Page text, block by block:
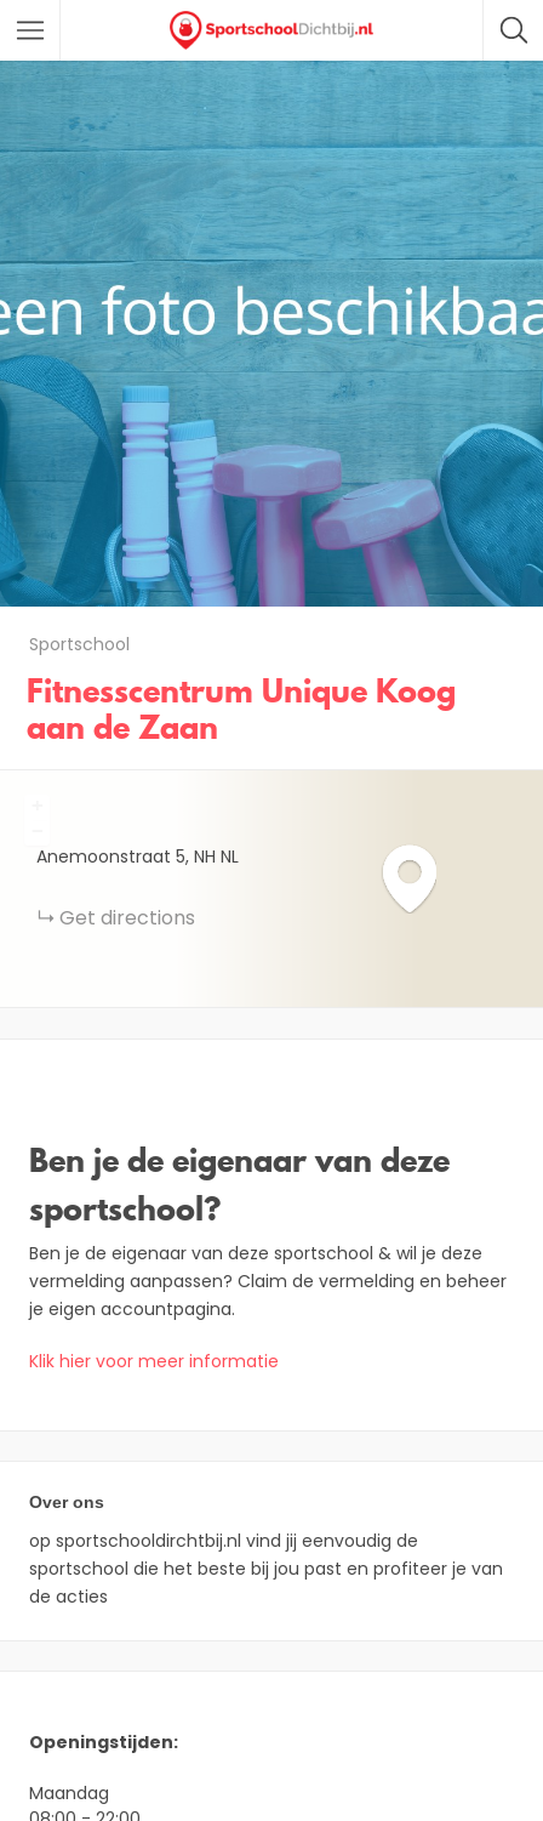
Sportschool
Fitnesscentrum Unique Koog
aan de Zaan
Anemoonstraat 5 NH NL
Get directions
Ben je de eigenaar van deze
sportschool?
Ben je de eigenaar van deze sportschool & wil je deze
vermelding aanpassen? Claim de vermelding en beheer
je eigen accountpagina.
Klik hier voor meer informatie
Over ons
op sportschooldirchtbij.nl vind jij eenvoudig de
sportschool die het beste bij jou past en profiteer je van
de acties
Openingstijden:
Maandag